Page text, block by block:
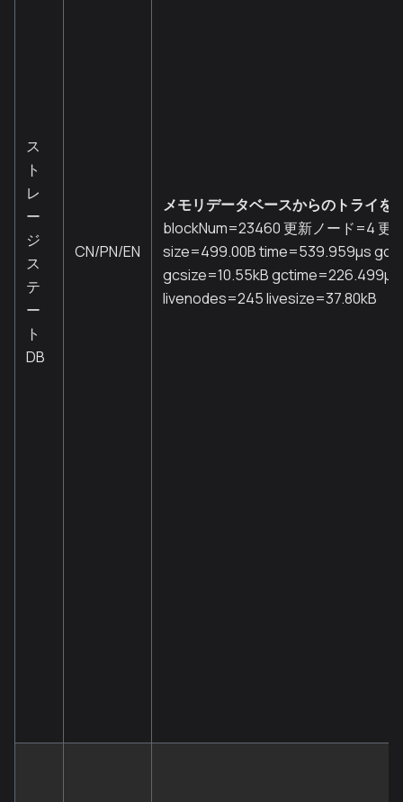
ス
ト
レ
ー
ジ
ス
テ
ー
ト
DB
CN/PN/EN
メモリデータベースからのトライを
blockNum=23460 更新ノード=4 更
size=499.00B time=539.959µs
gcsize=10.55kB gctime=226.499µs
livenodes=245 livesize=37.80kB